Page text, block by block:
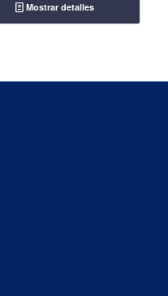
Mostrar detalles